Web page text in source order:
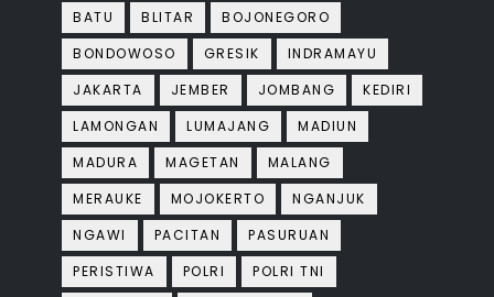
BATU
BLITAR
BOJONEGORO
BONDOWOSO
GRESIK
INDRAMAYU
JAKARTA
JEMBER JOMBANG
KEDIRI
LAMONGAN
LUMAJANG
MADIUN
MADURA
MAGETAN
MALANG
MERAUKE
MOJOKERTO
NGANJUK
NGAWI
PACITAN
PASURUAN
PERISTIWA
POLRI
POLRI TNI